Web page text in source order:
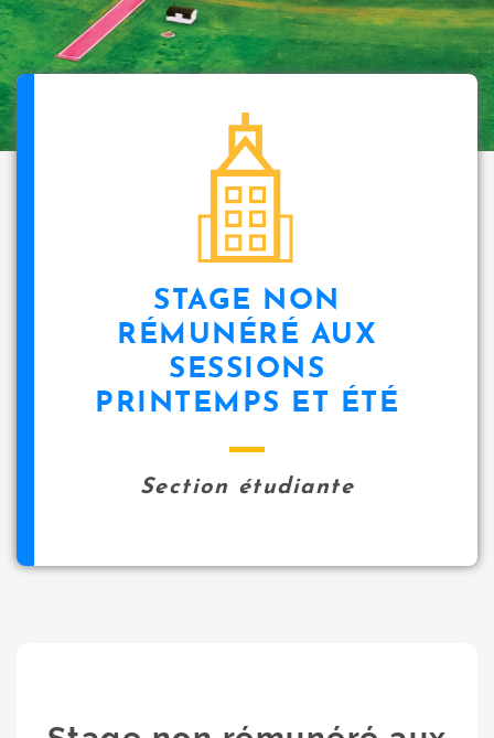
i
p
a
l
STAGE NON
RÉMUNÉRÉ AUX
SESSIONS
PRINTEMPS ET ÉTÉ
Section étudiante